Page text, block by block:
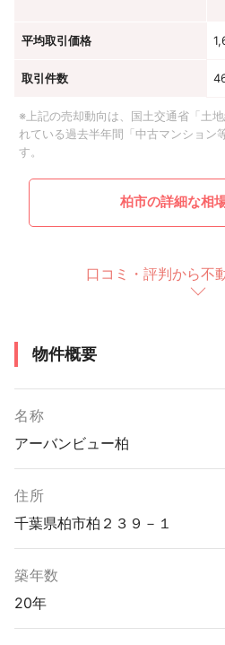
平均取引価格
取引件数
※上記の売却動向は、国土交通省「土
れている過去半年間「中古マンション
す。
柏市の詳細な相
口コミ・評判から不
物件概要
名称
アーバンビュー柏
住所
千葉県柏市柏２３９－１
築年数
20年